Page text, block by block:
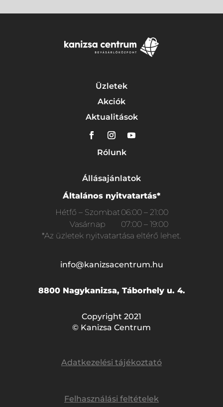
Üzletek
Akciók
Aktualitások
Rólunk
Állásajánlatok
Általános nyitvatartás*
Hétfő – Szombat06:00 – 21:00
Vasárnap
07:00 – 19:00
*Az üzletek nyitvatartása eltérő lehet.
info@kanizsacentrum.hu
8800 Nagykanizsa, Táborhely u. 4.
Copyright 2021
© Kanizsa Centrum
Adatkezelési tájékoztató
Felhasználási feltételek